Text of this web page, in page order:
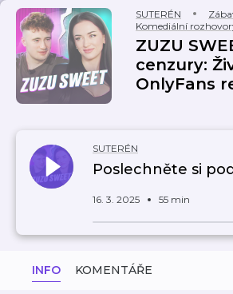
SUTERÉN
Komediální
ZUZU
cenzury:
OnlyFans
SUTERÉN
Poslechněte si
16. 3. 2025 55 min
INFO KOMENTÁŘE